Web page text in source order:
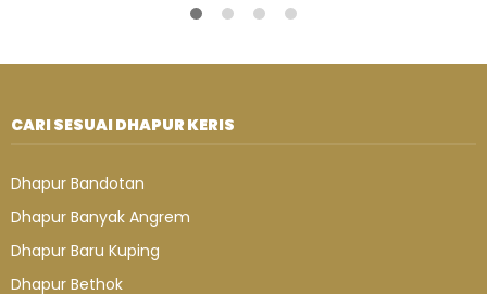
CARI SESUAI DHAPUR KERIS
Dhapur Bandotan
Dhapur Banyak Angrem
Dhapur Baru Kuping
Dhapur Bethok